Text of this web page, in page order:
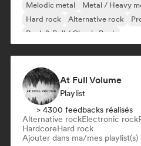
Melodic metal Metal / Heavy
Hard rock
Alternative rock
Rock & Roll / Classic Rock
At Full Volume
Playlist
> 4300 feedbacks réalisés
Alternative rockElectronic rock
HardcoreHard rock
Ajouter dans ma/mes playlist(s)